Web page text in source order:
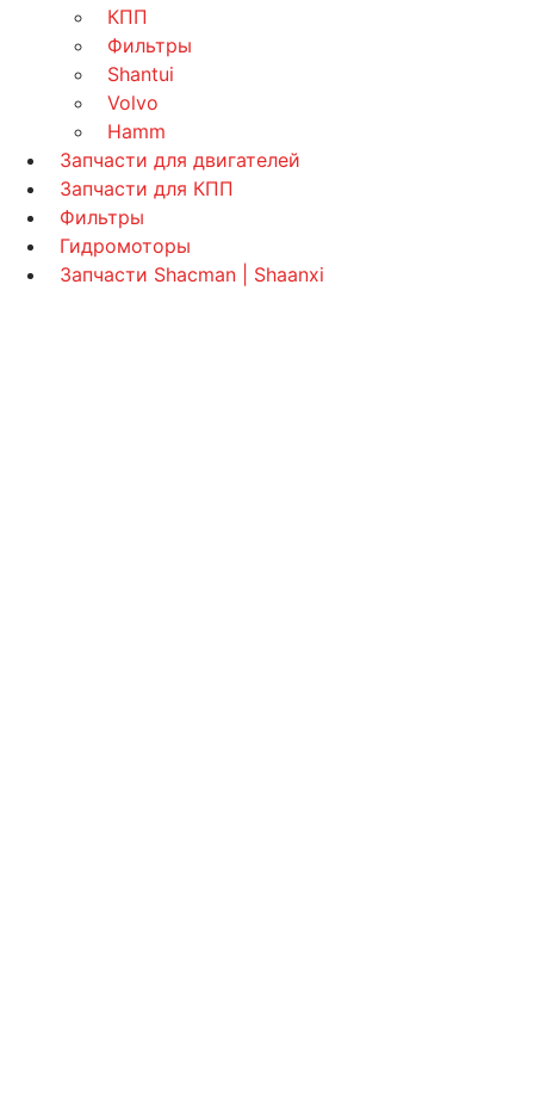
КПП
Фильтры
Shantui
Volvo
Hamm
Запчасти для двигателей
Запчасти для КПП
Фильтры
Гидромоторы
Запчасти Shacman | Shaanxi